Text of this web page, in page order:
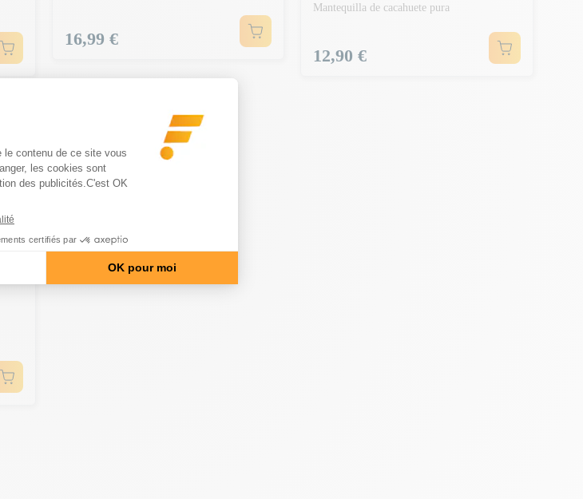
Precio
16,99 €
Mantequilla de cacahuete pura
Precio
12,90 €